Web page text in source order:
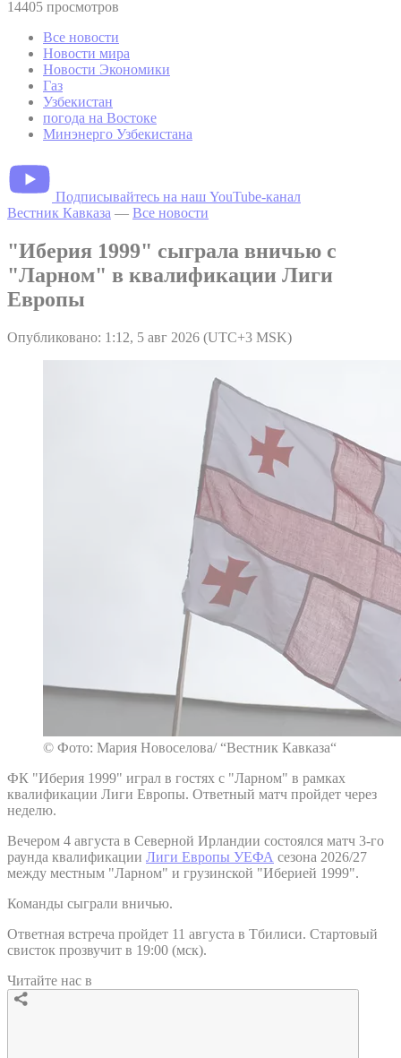
14405 просмотров
Все новости
Новости мира
Новости Экономики
Газ
Узбекистан
погода на Востоке
Минэнерго Узбекистана
Подписывайтесь на наш YouTube-канал
Вестник Кавказа — Все новости
"Иберия 1999" сыграла вничью с
"Ларном" в квалификации Лиги
Европы
Опубликовано: 1:12, 5 авг 2026 (UTC+3 MSK)
© Фото: Мария Новоселова/ “Вестник Кавказа“
ФК "Иберия 1999" играл в гостях с "Ларном" в рамках
квалификации Лиги Европы. Ответный матч пройдет через
неделю.
Вечером 4 августа в Северной Ирландии состоялся матч 3-го
раунда квалификации Лиги Европы УЕФА сезона 2026/27
между местным "Ларном" и грузинской "Иберией 1999".
Команды сыграли вничью.
Ответная встреча пройдет 11 августа в Тбилиси. Стартовый
свисток прозвучит в 19:00 (мск).
Читайте нас в